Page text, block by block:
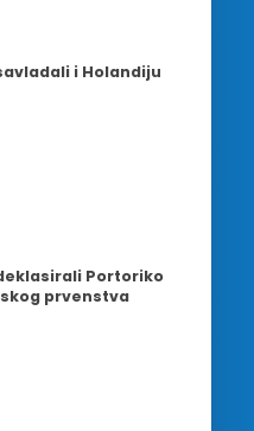
i Holandiju
Portoriko
prvenstva